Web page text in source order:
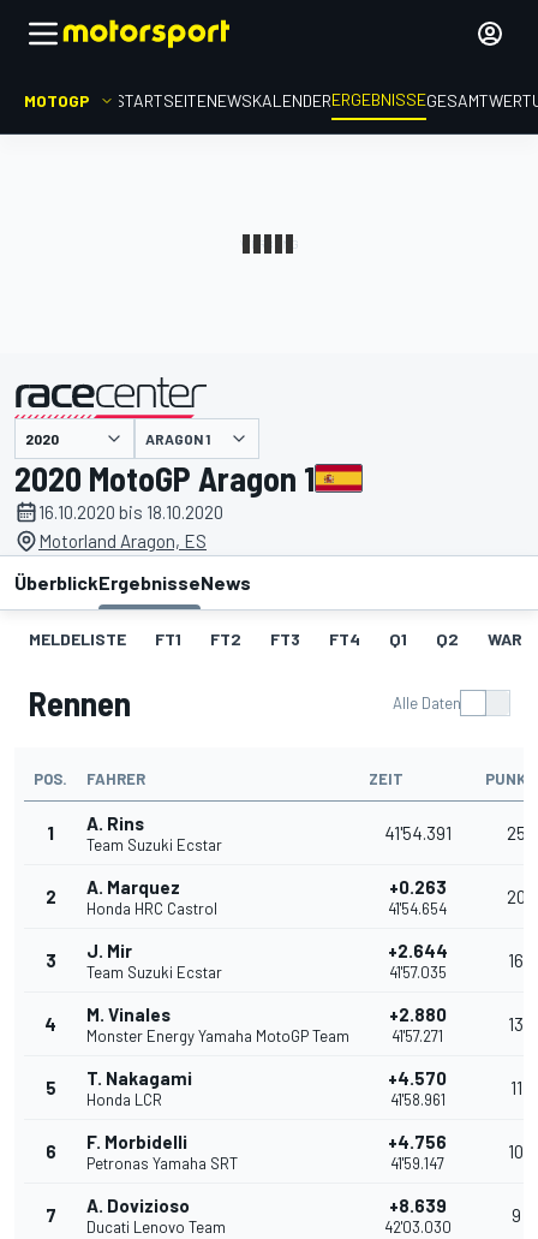
MOTOGP STARTSEITENEWSKALENDERERGEBNISSE
ARAGON 1
2020 MotoGP Aragon 1
16.10.2020 bis 18.10.2020
Motorland Aragon, ES
ÜberblickErgebnisseNews
MELDELISTE FT1 FT2 FT3 FT4 Q1 Q2
Rennen Alle Daten
POS. FAHRER ZEIT
1 A. Rins
Team Suzuki Ecstar
41'54.391 25
2 A. Marquez
Honda HRC Castrol
+0.263
41'54.654
20
3 J. Mir
Team Suzuki Ecstar
+2.644
41'57.035
16
4 M. Vinales
Monster Energy Yamaha MotoGP Team
+2.880
41'57.271
13
5 T. Nakagami
Honda LCR
+4.570
41'58.961
11
6 F. Morbidelli
Petronas Yamaha SRT
+4.756
41'59.147
10
7 A. Dovizioso
Ducati Lenovo Team
+8.639
42'03.030
9